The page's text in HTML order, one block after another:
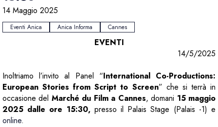
14 Maggio 2025
Eventi Anica Anica Informa Cannes
EVENTI
14/5/2025
Inoltriamo l’invito al Panel “International Co-Productions:
European Stories from Script to Screen” che si terrà in
occasione del Marché du Film a Cannes, domani 15 maggio
2025 dalle ore 15:30,presso il Palais Stage (Palais -1) e
online.